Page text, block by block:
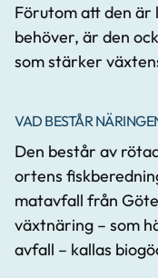
Förutom att den är
behöver, är den
som stärker
VAD BESTÅR
Den består av
ortens
matavfall från
växtnäring – som
avfall – kallas